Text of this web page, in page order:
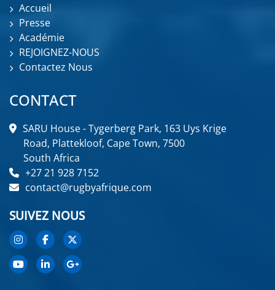
Accueil
Presse
Académie
REJOIGNEZ-NOUS
Contactez Nous
CONTACT
SARU House - Tygerberg Park, 163 Uys Krige
Road, Plattekloof, Cape Town, 7500
South Africa
+27 21 928 7152
contact@rugbyafrique.com
SUIVEZ NOUS